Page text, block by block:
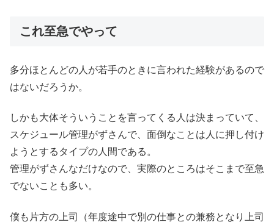
これ至急でやって
多分ほとんどの人が若手のときに言われた経験があるので
はないだろうか。
しかも大体そういうことを言ってくる人は決まっていて、
スケジュール管理がずさんで、面倒なことは人に押し付け
ようとするタイプの人間である。
管理がずさんなだけなので、実際のところはそこまで至急
でないことも多い。
僕も片方の上司（年度途中で別の仕事との兼務となり上司